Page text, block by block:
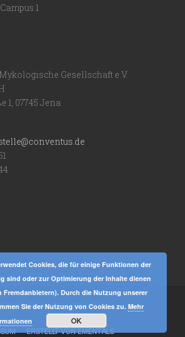
1
Gesellschaft e.V.
1, 07745 Jena
DMykG alle Rechte vorbehalten.
ERSTELLT VON EMENTALS
Cookies, die für einige Funktionen der
sind oder zur Optimierung der Inhalte dienen
Fremdanbietern). Durch die Nutzung unserer
Sie der Nutzung von Cookies zu.Mehr
OK